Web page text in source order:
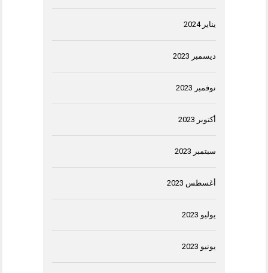
يناير 2024
ديسمبر 2023
نوفمبر 2023
أكتوبر 2023
سبتمبر 2023
أغسطس 2023
يوليو 2023
يونيو 2023